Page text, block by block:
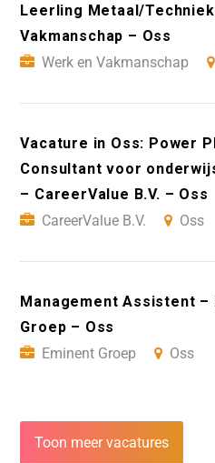
Leerling Metaal/
Vakmanschap – Oss
Werk en Vakmanschap
Vacature in Oss: Power
Consultant voor
– CareerValue B.V. – Oss
CareerValue B.V.
Oss
Management Assistent –
Groep – Oss
Eminent Groep
Oss
Toon meer vacatures